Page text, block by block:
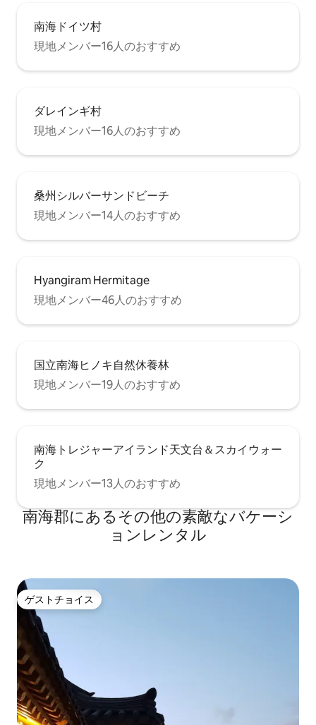
南海ドイツ村
現地メンバー16人のおすすめ
ダレインギ村
現地メンバー16人のおすすめ
桑州シルバーサンドビーチ
現地メンバー14人のおすすめ
Hyangiram Hermitage
現地メンバー46人のおすすめ
国立南海ヒノキ自然休養林
現地メンバー19人のおすすめ
南海トレジャーアイランド天文台＆スカイウォー
ク
現地メンバー13人のおすすめ
南海郡にあるその他の素敵なバケーシ
ョンレンタル
ゲストチョイス
ゲストチョイス